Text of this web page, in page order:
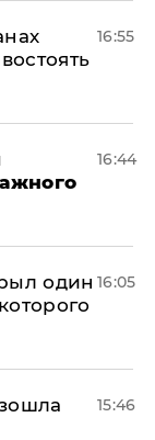
16:55
16:44
один 16:05
15:46